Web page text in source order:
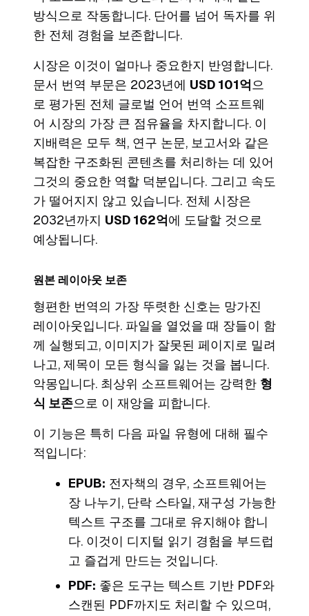
방식으로 작동합니다. 단어를 넘어 독자를 위
한 전체 경험을 보존합니다.
시장은 이것이 얼마나 중요한지 반영합니다.
문서 번역 부문은 2023년에 USD 101억 으
로 평가된 전체 글로벌 언어 번역 소프트웨
어 시장의 가장 큰 점유율을 차지합니다. 이
지배력은 모두 책, 연구 논문, 보고서와 같은
복잡한 구조화된 콘텐츠를 처리하는 데 있어
그것의 중요한 역할 덕분입니다. 그리고 속도
가 떨어지지 않고 있습니다. 전체 시장은
2032년까지 USD 162억 에 도달할 것으로
예상됩니다.
원본 레이아웃 보존
형편한 번역의 가장 뚜렷한 신호는 망가진
레이아웃입니다. 파일을 열었을 때 장들이 함
께 실행되고, 이미지가 잘못된 페이지로 밀려
나고, 제목이 모든 형식을 잃는 것을 봅니다.
악몽입니다. 최상위 소프트웨어는 강력한 형
식 보존으로 이 재앙을 피합니다.
이 기능은 특히 다음 파일 유형에 대해 필수
적입니다:
EPUB: 전자책의 경우, 소프트웨어는
장 나누기, 단락 스타일, 재구성 가능한
텍스트 구조를 그대로 유지해야 합니
다. 이것이 디지털 읽기 경험을 부드럽
고 즐겁게 만드는 것입니다.
PDF: 좋은 도구는 텍스트 기반 PDF와
스캔된 PDF까지도 처리할 수 있으며,